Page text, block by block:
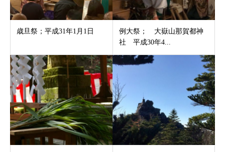
歳旦祭；平成31年1月1日
例大祭； 大嶽山那賀都神
社 平成30年4...